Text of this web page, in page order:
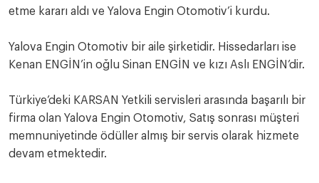
etme kararı aldı ve Yalova Engin Otomotiv’i kurdu.
Yalova Engin Otomotiv bir aile şirketidir. Hissedarları ise
Kenan ENGİN’in oğlu Sinan ENGİN ve kızı Aslı ENGİN’dir.
Türkiye’deki KARSAN Yetkili servisleri arasında başarılı bir
firma olan Yalova Engin Otomotiv, Satış sonrası müşteri
memnuniyetinde ödüller almış bir servis olarak hizmete
devam etmektedir.